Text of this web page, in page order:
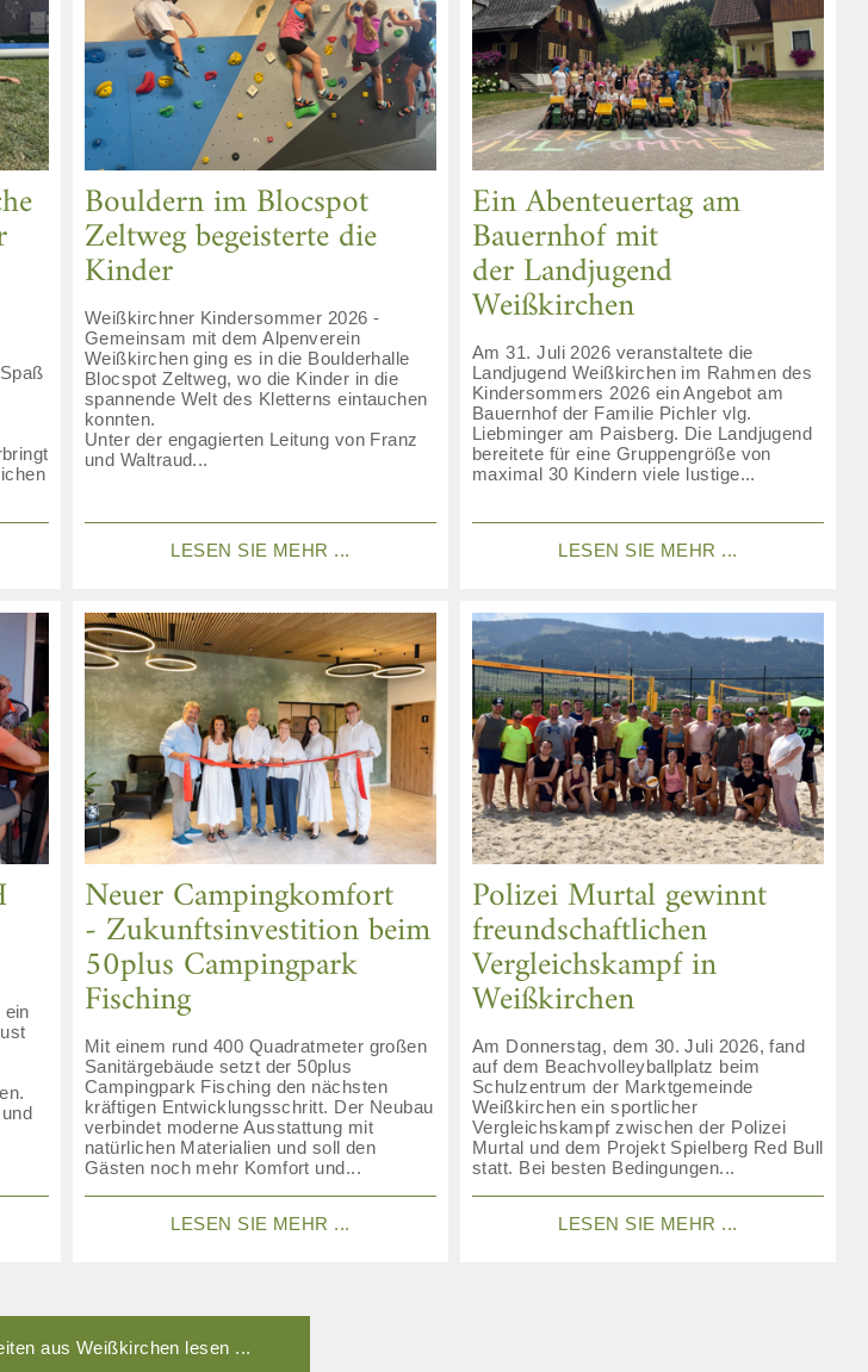
Bouldern im Blocspot
Zeltweg begeisterte die
Kinder
Weißkirchner Kindersommer 2026 -
Gemeinsam mit dem Alpenverein
Weißkirchen ging es in die Boulderhalle
Blocspot Zeltweg, wo die Kinder in die
spannende Welt des Kletterns eintauchen
konnten.
Unter der engagierten Leitung von Franz
und Waltraud...
LESEN SIE MEHR ...
Ein Abenteuertag am
Bauernhof mit
der Landjugend
Weißkirchen
Am 31. Juli 2026 veranstaltete die
Landjugend Weißkirchen im Rahmen des
Kindersommers 2026 ein Angebot am
Bauernhof der Familie Pichler vlg.
Liebminger am Paisberg. Die Landjugend
bereitete für eine Gruppengröße von
maximal 30 Kindern viele lustige...
LESEN SIE MEHR ...
ein
Neuer Campingkomfort
- Zukunftsinvestition beim
50plus Campingpark
Fisching
Mit einem rund 400 Quadratmeter großen
Sanitärgebäude setzt der 50plus
Campingpark Fisching den nächsten
kräftigen Entwicklungsschritt. Der Neubau
verbindet moderne Ausstattung mit
natürlichen Materialien und soll den
Gästen noch mehr Komfort und...
LESEN SIE MEHR ...
Polizei Murtal gewinnt
freundschaftlichen
Vergleichskampf in
Weißkirchen
Am Donnerstag, dem 30. Juli 2026, fand
auf dem Beachvolleyballplatz beim
Schulzentrum der Marktgemeinde
Weißkirchen ein sportlicher
Vergleichskampf zwischen der Polizei
Murtal und dem Projekt Spielberg Red Bull
statt. Bei besten Bedingungen...
LESEN SIE MEHR ...
aus Weißkirchen lesen ...